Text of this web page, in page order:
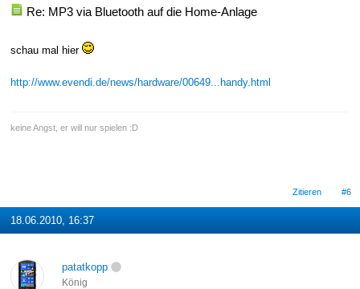
Re: MP3 via Bluetooth auf die Home-Anlage
schau mal hier
http://www.evendi.de/news/hardware/00649...handy.html
keine Angst, er will nur spielen :D
Zitieren #6
18.06.2010, 16:37
patatkopp
König